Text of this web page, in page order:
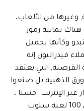
من الألعاب،
ثمانية رموز
وكأنها تحميل
فيدراليون إنه
التي يعتقد
الذهبية بل صنعوا
الإنترنت. حسنا ،